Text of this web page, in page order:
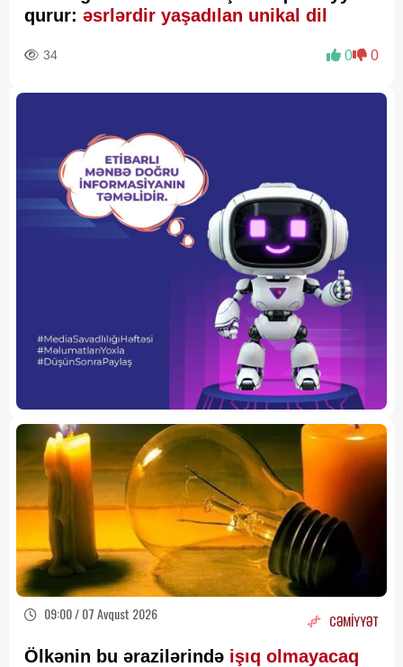
qurur: əsrlərdir yaşadılan unikal dil
34 0 0
09:00 / 07 Avqust 2026 CƏMİYYƏT
Ölkənin bu ərazilərində işıq olmayacaq